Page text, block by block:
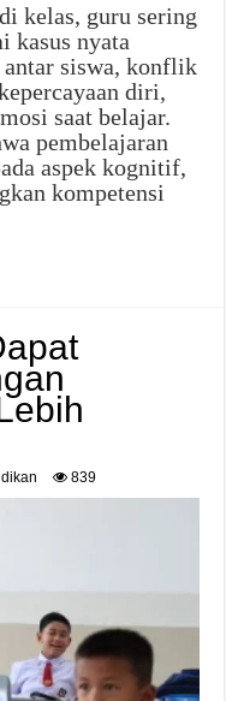
kelas, guru sering
kasus nyata
antar siswa, konflik
diri,
saat belajar.
pembelajaran
aspek kognitif,
kompetensi
839